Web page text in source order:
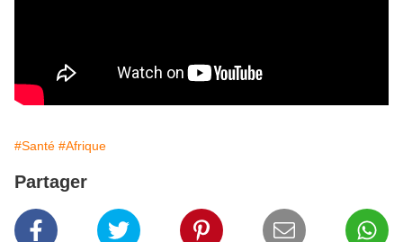
#Santé #Afrique
Partager